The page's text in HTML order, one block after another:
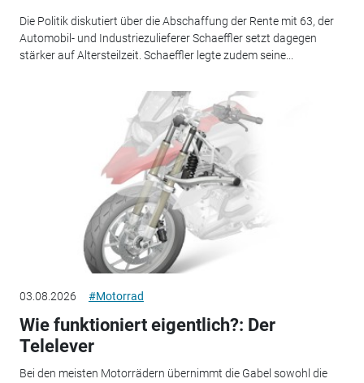
Die Politik diskutiert über die Abschaffung der Rente mit 63, der
Automobil- und Industriezulieferer Schaeffler setzt dagegen
stärker auf Altersteilzeit. Schaeffler legte zudem seine...
03.08.2026 #Motorrad
Wie funktioniert eigentlich?: Der
Telelever
Bei den meisten Motorrädern übernimmt die Gabel sowohl die